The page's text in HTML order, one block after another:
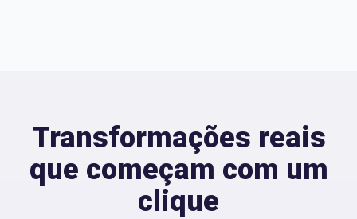
Transformações reais
que começam com um
clique